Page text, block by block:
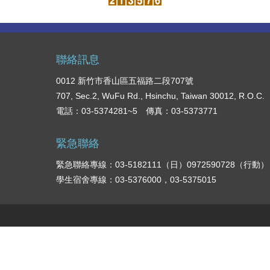
聯絡訊息
0012 新竹市香山區五福路二段707號
707, Sec.2, WuFu Rd., Hsinchu, Taiwan 30012, R.O.C.
電話：03-5374281~5 傳真：03-5373771
緊急聯絡
緊急聯絡專線：03-5182111（日）0972590728（行動）
學生宿舍專線：03-5376000，03-5375015